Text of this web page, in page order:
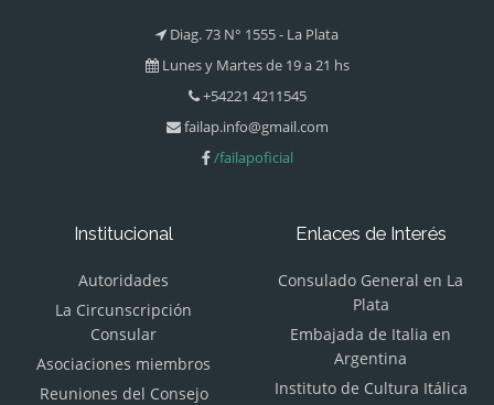
Diag. 73 N° 1555 - La Plata
Lunes y Martes de 19 a 21 hs
+54221 4211545
failap.info@gmail.com
/failapoficial
Institucional
Autoridades
La Circunscripción
Consular
Asociaciones miembros
Reuniones del Consejo
Enlaces de Interés
Consulado General en La
Plata
Embajada de Italia en
Argentina
Instituto de Cultura Itálica